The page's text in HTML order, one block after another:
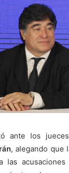
ante los
, alegando que
las